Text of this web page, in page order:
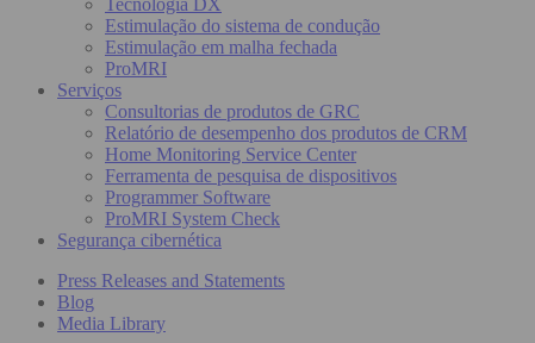
Estimulação do sistema de condução
Estimulação em malha fechada
ProMRI
Serviços
Consultorias de produtos de GRC
Relatório de desempenho dos produtos de CRM
Home Monitoring Service Center
Ferramenta de pesquisa de dispositivos
Programmer Software
ProMRI System Check
Segurança cibernética
Press Releases and Statements
Blog
Media Library